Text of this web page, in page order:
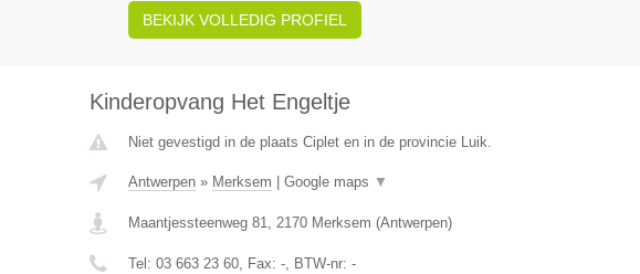
BEKIJK VOLLEDIG PROFIEL
Kinderopvang Het Engeltje
Niet gevestigd in de plaats Ciplet en in de provincie Luik.
Antwerpen» Merksem Google maps ▼
Maantjessteenweg 81, 2170 Merksem (Antwerpen)
Tel: 03 663 23 60, Fax: -, BTW-nr: -